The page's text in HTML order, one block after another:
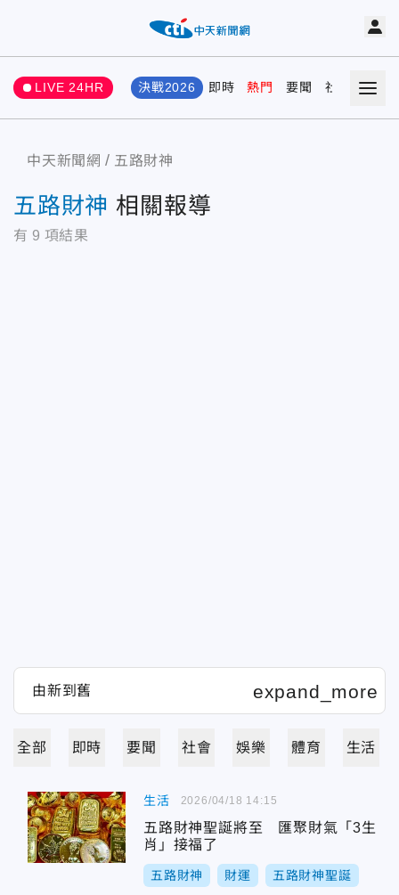
LIVE 24HR 決戰2026 即時 熱門 要聞 社會 娛樂
中天新聞網 五路財神
五路財神 相關報導
有 9 項結果
全部 即時 要聞 社會 娛樂 體育 生活
生活
五路財神聖誕將至 匯聚財氣「3生
肖」接福了
五路財神 財運 五路財神聖誕
2026/04/18 14:15